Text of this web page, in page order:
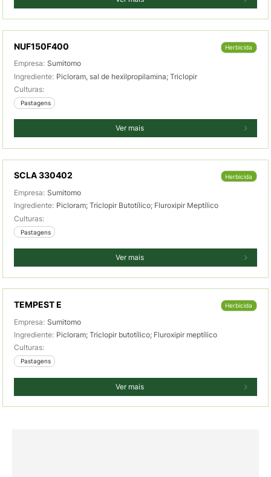
NUF150F400 Herbicida
Empresa: Sumitomo
Ingrediente: Picloram, sal de hexilpropilamina; Triclopir
Culturas:
Pastagens
Ver mais
SCLA 330402 Herbicida
Empresa: Sumitomo
Ingrediente: Picloram; Triclopir Butotílico; Fluroxipir Meptílico
Culturas:
Pastagens
Ver mais
TEMPEST E Herbicida
Empresa: Sumitomo
Ingrediente: Picloram; Triclopir butotílico; Fluroxipir meptílico
Culturas:
Pastagens
Ver mais